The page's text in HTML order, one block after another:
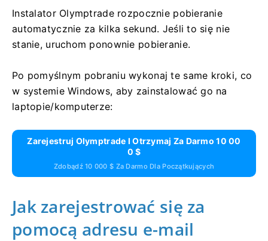
Instalator Olymptrade rozpocznie pobieranie
automatycznie za kilka sekund. Jeśli to się nie
stanie, uruchom ponownie pobieranie.
Po pomyślnym pobraniu wykonaj te same kroki, co
w systemie Windows, aby zainstalować go na
laptopie/komputerze:
Zarejestruj Olymptrade I Otrzymaj Za Darmo 10 00
0 $
Zdobądź 10 000 $ Za Darmo Dla Początkujących
Jak zarejestrować się za
pomocą adresu e-mail